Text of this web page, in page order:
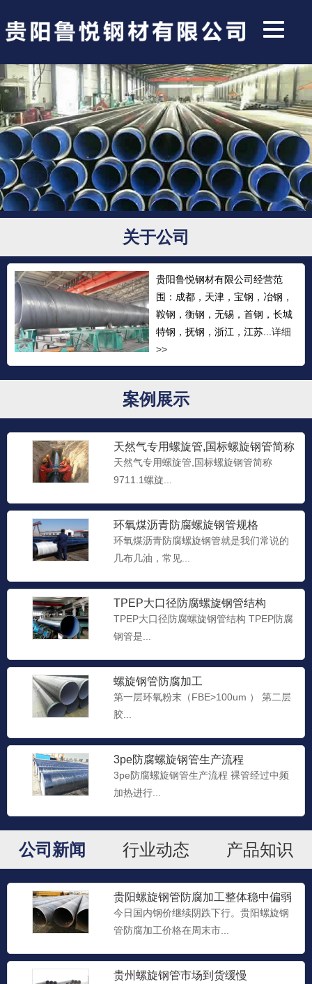
关于公司
贵阳鲁悦钢材有限公司经营范
围：成都，天津，宝钢，冶钢，
鞍钢，衡钢，无锡，首钢，长城
特钢，抚钢，浙江，江苏...详细
>>
案例展示
天然气专用螺旋管,国标螺旋钢管简称
9711.1螺旋钢管，9
天然气专用螺旋管,国标螺旋钢管简称
9711.1螺旋...
环氧煤沥青防腐螺旋钢管规格
环氧煤沥青防腐螺旋钢管就是我们常说的
几布几油，常见...
TPEP大口径防腐螺旋钢管结构
TPEP大口径防腐螺旋钢管结构 TPEP防腐
钢管是...
螺旋钢管防腐加工
第一层环氧粉末（FBE>100um ） 第二层
胶...
3pe防腐螺旋钢管生产流程
3pe防腐螺旋钢管生产流程 裸管经过中频
加热进行...
公司新闻 行业动态 产品知识
贵阳螺旋钢管防腐加工​整体稳中偏弱
格局
今日国内钢价继续阴跌下行。贵阳螺旋钢
管防腐加工​价格在周末市...
贵州螺旋钢管​市场到货缓慢
防腐螺旋钢管的硬度指标： 金属材料抵抗
硬的物体压陷表面的能...
贵州螺旋管防腐加工
防腐螺旋钢管的直径可分为外径、内径、
公称直径。管材为防腐螺旋...
贵阳螺旋管防腐加工
防腐螺旋钢管防腐介质： IPN8710防腐螺
旋钢管内腐蚀介...
贵阳螺旋钢管防腐加工
须将物体面灰尘、油...